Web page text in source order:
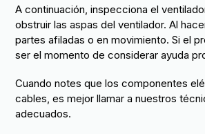
A continuación, inspecciona el
obstruir las aspas del ventilador. Al
partes afiladas o en movimiento. Si el
ser el momento de considerar ayuda
Cuando notes que los componentes
cables, es mejor llamar a nuestros
adecuados.